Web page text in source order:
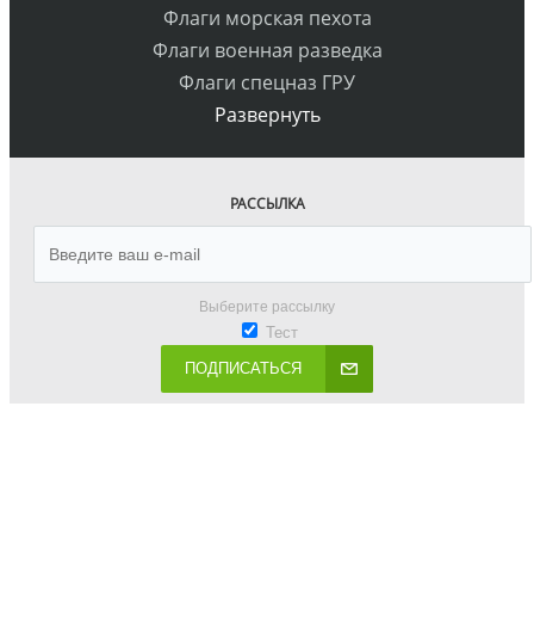
Флаги морская пехота
Флаги военная разведка
Флаги спецназ ГРУ
Развернуть
РАССЫЛКА
Выберите рассылку
Тест
ПОДПИСАТЬСЯ